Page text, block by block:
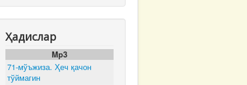
Ҳадислар
Mp3
71-мўъжиза. Ҳеч қачон
тўймагин